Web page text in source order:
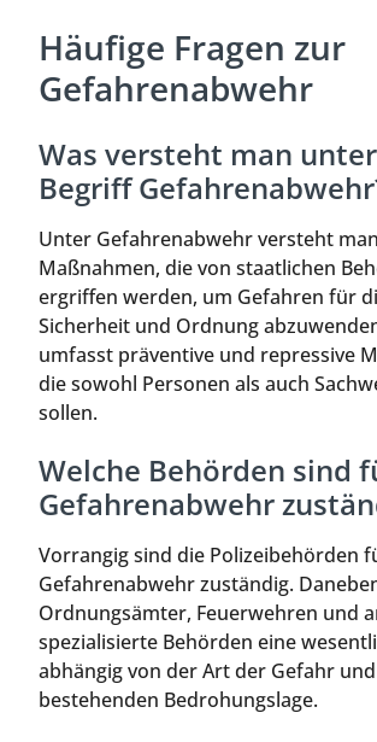
Häufige Fragen zur
Gefahrenabwehr
Was versteht man
Begriff
Unter Gefahrenabwehr versteht
Maßnahmen, die von staatlichen
ergriffen werden, um Gefahren für
Sicherheit und Ordnung
umfasst präventive und repressive
die sowohl Personen als auch
sollen.
Welche Behörden sind
Gefahrenabwehr
Vorrangig sind die Polizeibehörden
Gefahrenabwehr zuständig.
Ordnungsämter, Feuerwehren und
spezialisierte Behörden eine
abhängig von der Art der Gefahr
bestehenden Bedrohungslage.